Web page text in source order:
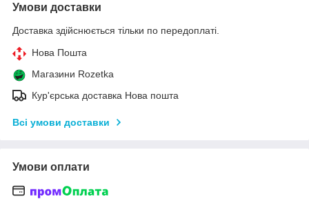
Умови доставки
Доставка здійснюється тільки по передоплаті.
Нова Пошта
Магазини Rozetka
Кур'єрська доставка Нова пошта
Всі умови доставки
Умови оплати